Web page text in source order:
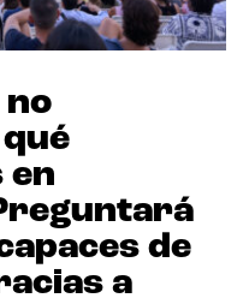
en
de
a